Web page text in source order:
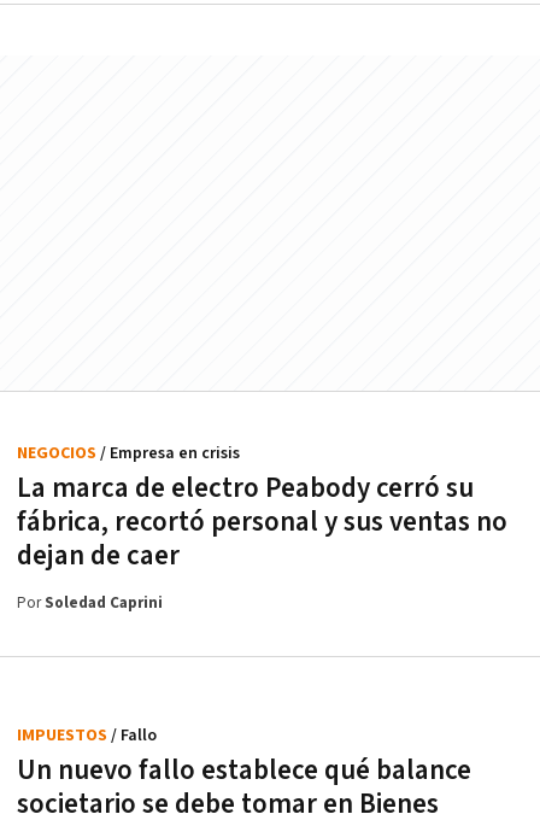
La marca de electro Peabody cerró su
fábrica, recortó personal y sus ventas no
dejan de caer
NEGOCIOS / Empresa en crisis
PorSoledad Caprini
Un nuevo fallo establece qué balance
societario se debe tomar en Bienes
IMPUESTOS / Fallo